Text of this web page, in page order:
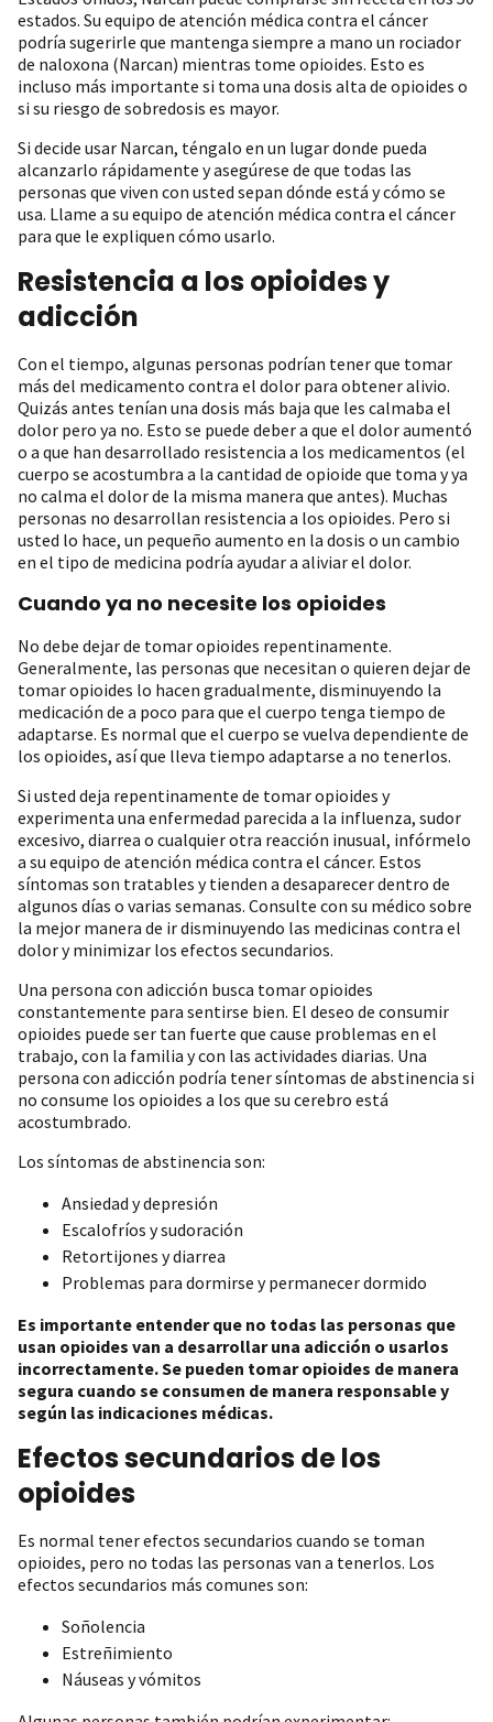
estados. Su equipo de atención médica contra el cáncer
podría sugerirle que mantenga siempre a mano un rociador
de naloxona (Narcan) mientras tome opioides. Esto es
incluso más importante si toma una dosis alta de opioides o
si su riesgo de sobredosis es mayor.
Si decide usar Narcan, téngalo en un lugar donde pueda
alcanzarlo rápidamente y asegúrese de que todas las
personas que viven con usted sepan dónde está y cómo se
usa. Llame a su equipo de atención médica contra el cáncer
para que le expliquen cómo usarlo.
Resistencia a los opioides y
adicción
Con el tiempo, algunas personas podrían tener que tomar
más del medicamento contra el dolor para obtener alivio.
Quizás antes tenían una dosis más baja que les calmaba el
dolor pero ya no. Esto se puede deber a que el dolor aumentó
o a que han desarrollado resistencia a los medicamentos (el
cuerpo se acostumbra a la cantidad de opioide que toma y ya
no calma el dolor de la misma manera que antes). Muchas
personas no desarrollan resistencia a los opioides. Pero si
usted lo hace, un pequeño aumento en la dosis o un cambio
en el tipo de medicina podría ayudar a aliviar el dolor.
Cuando ya no necesite los opioides
No debe dejar de tomar opioides repentinamente.
Generalmente, las personas que necesitan o quieren dejar de
tomar opioides lo hacen gradualmente, disminuyendo la
medicación de a poco para que el cuerpo tenga tiempo de
adaptarse. Es normal que el cuerpo se vuelva dependiente de
los opioides, así que lleva tiempo adaptarse a no tenerlos.
Si usted deja repentinamente de tomar opioides y
experimenta una enfermedad parecida a la influenza, sudor
excesivo, diarrea o cualquier otra reacción inusual, infórmelo
a su equipo de atención médica contra el cáncer. Estos
síntomas son tratables y tienden a desaparecer dentro de
algunos días o varias semanas. Consulte con su médico sobre
la mejor manera de ir disminuyendo las medicinas contra el
dolor y minimizar los efectos secundarios.
Una persona con adicción busca tomar opioides
constantemente para sentirse bien. El deseo de consumir
opioides puede ser tan fuerte que cause problemas en el
trabajo, con la familia y con las actividades diarias. Una
persona con adicción podría tener síntomas de abstinencia si
no consume los opioides a los que su cerebro está
acostumbrado.
Los síntomas de abstinencia son:
Ansiedad y depresión
Escalofríos y sudoración
Retortijones y diarrea
Problemas para dormirse y permanecer dormido
Es importante entender que no todas las personas que
usan opioides van a desarrollar una adicción o usarlos
incorrectamente. Se pueden tomar opioides de manera
segura cuando se consumen de manera responsable y
según las indicaciones médicas.
Efectos secundarios de los
opioides
Es normal tener efectos secundarios cuando se toman
opioides, pero no todas las personas van a tenerlos. Los
efectos secundarios más comunes son:
Soñolencia
Estreñimiento
Náuseas y vómitos